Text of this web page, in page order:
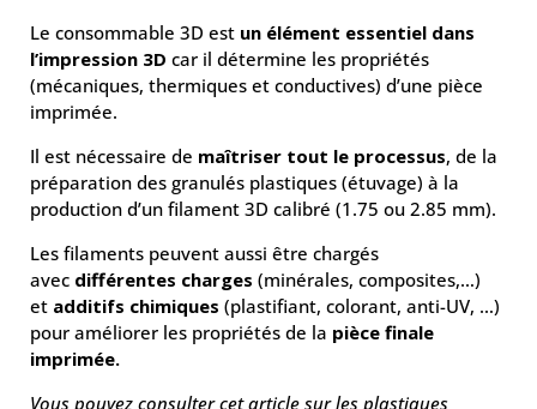
Le consommable 3D est un élément essentiel dans
l’impression 3D car il détermine les propriétés
(mécaniques, thermiques et conductives) d’une pièce
imprimée.
Il est nécessaire de maîtriser tout le processus, de la
préparation des granulés plastiques (étuvage) à la
production d’un filament 3D calibré (1.75 ou 2.85 mm).
Les filaments peuvent aussi être chargés
avec différentes charges (minérales, composites,…)
et additifs chimiques (plastifiant, colorant, anti-UV, …)
pour améliorer les propriétés de la pièce finale
imprimée.
Vous pouvez consulter cet article sur les plastiques